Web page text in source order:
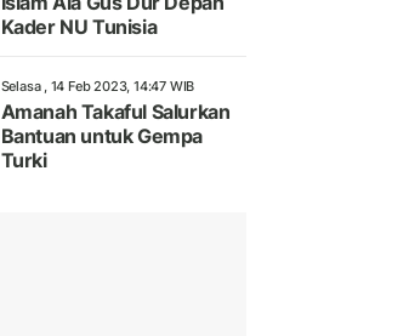
Kader NU Tunisia
Selasa , 14 Feb 2023, 14:47 WIB
Amanah Takaful Salurkan
Bantuan untuk Gempa
Turki